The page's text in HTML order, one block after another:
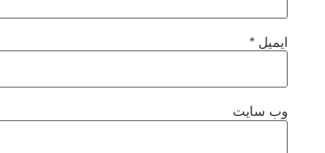
ایمیل *
وب‌ سایت